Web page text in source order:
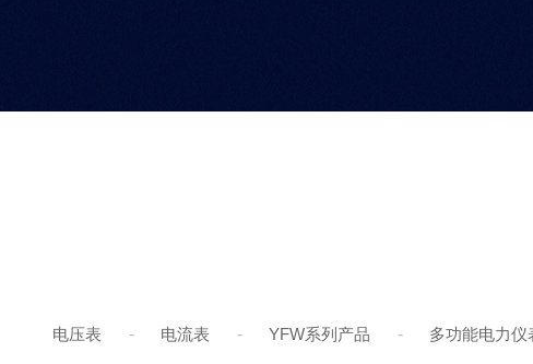
电压表 - 电流表 - YFW系列产品 - 多功能电力仪